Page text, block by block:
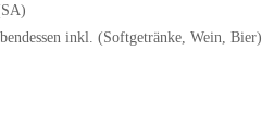
inkl. (Softgetränke, Wein, Bier)